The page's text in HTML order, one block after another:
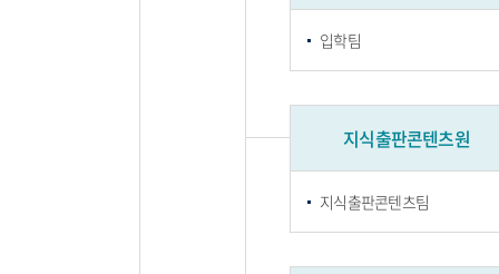
입학팀
지식출판콘텐츠원
지식출판콘텐츠팀